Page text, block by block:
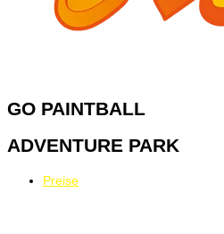
GO PAINTBALL
ADVENTURE PARK
Preise